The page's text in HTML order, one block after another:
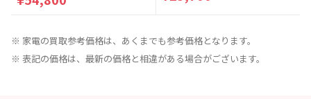
※ 家電の買取参考価格は、あくまでも参考価格となります。
※ 表記の価格は、最新の価格と相違がある場合がございます。